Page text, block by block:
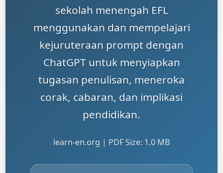
sekolah menengah EFL
menggunakan dan mempelajari
kejuruteraan prompt dengan
ChatGPT untuk menyiapkan
tugasan penulisan, meneroka
corak, cabaran, dan implikasi
pendidikan.
learn-en.org | PDF Size: 1.0 MB